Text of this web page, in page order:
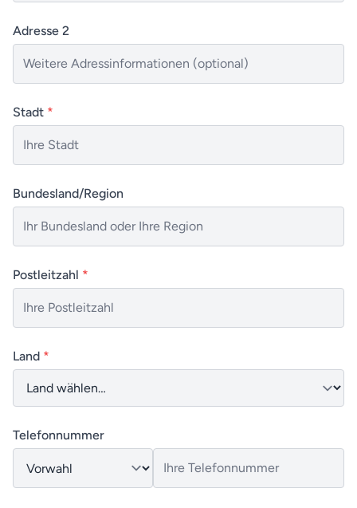
Adresse 2
Stadt *
Bundesland/Region
Postleitzahl *
Land *
Telefonnummer